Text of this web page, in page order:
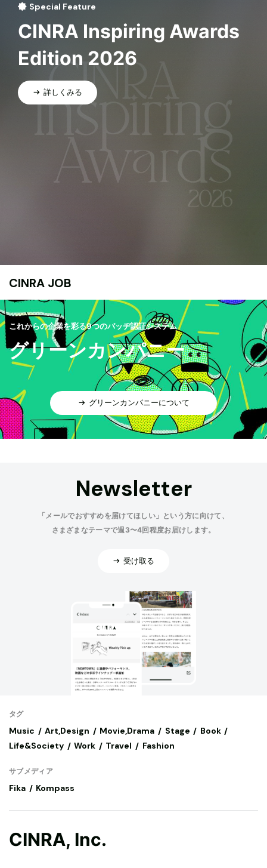
Special Feature
CINRA Inspiring Awards
Edition 2026
詳しくみる
CINRA JOB
これからの企業を彩る9つのバッヂ認証システム
グリーンカンパニー
グリーンカンパニーについて
Newsletter
「メールでおすすめを届けてほしい」という方に向けて、
さまざまなテーマで週3〜4回程度お届けします。
受け取る
タグ
Music Art,Design Movie,Drama Stage
Book
Life&Society
Work Travel Fashion
サブメディア
Fika Kompass
CINRA, Inc.